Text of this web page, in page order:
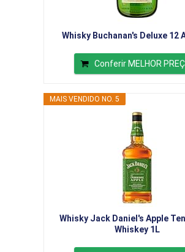
Whisky Buchanan's Deluxe 12
Conferir MELHOR
MAIS VENDIDO NO. 5
Whisky Jack Daniel's Apple
Whiskey 1L